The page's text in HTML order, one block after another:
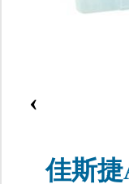
‹
佳斯